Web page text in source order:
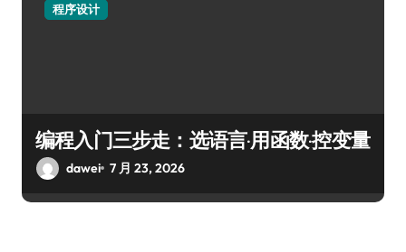
程序设计
编程入门三步走：选语言·用函数·控变量
dawei 7 月 23, 2026